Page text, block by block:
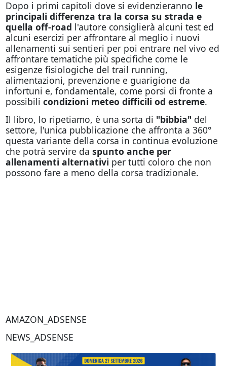
Dopo i primi capitoli dove si evidenzieranno le
principali differenza tra la corsa su strada e
quella off-road l'autore consiglierà alcuni test ed
alcuni esercizi per affrontare al meglio i nuovi
allenamenti sui sentieri per poi entrare nel vivo ed
affrontare tematiche più specifiche come le
esigenze fisiologiche del trail running,
alimentazioni, prevenzione e guarigione da
infortuni e, fondamentale, come porsi di fronte a
possibili condizioni meteo difficili od estreme.
Il libro, lo ripetiamo, è una sorta di "bibbia" del
settore, l'unica pubblicazione che affronta a 360°
questa variante della corsa in continua evoluzione
che potrà servire da spunto anche per
allenamenti alternativi per tutti coloro che non
possono fare a meno della corsa tradizionale.
AMAZON_ADSENSE
NEWS_ADSENSE